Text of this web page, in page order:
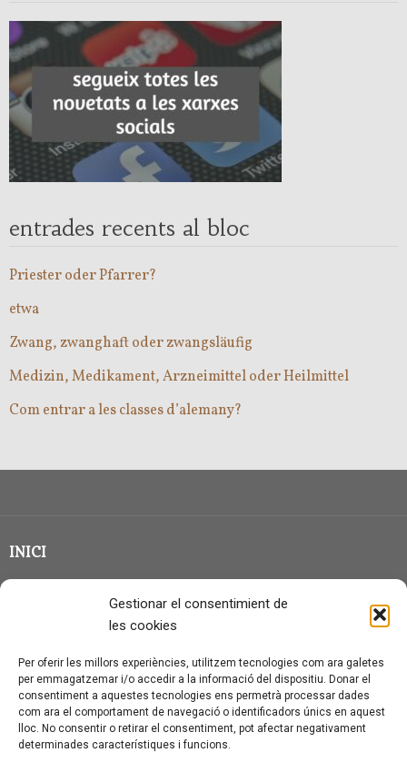
Gestionar el consentimient de
les cookies
Per oferir les millors experiències, utilitzem tecnologies com ara galetes
per emmagatzemar i/o accedir a la informació del dispositiu. Donar el
consentiment a aquestes tecnologies ens permetrà processar dades
com ara el comportament de navegació o identificadors únics en aquest
lloc. No consentir o retirar el consentiment, pot afectar negativament
determinades característiques i funcions.
entrades recents al bloc
Priester oder Pfarrer?
etwa
Zwang, zwanghaft oder zwangsläufig
Medizin, Medikament, Arzneimittel oder Heilmittel
Com entrar a les classes d’alemany?
INICI
QUI SOC?
CONTACTE
AVÍS LEGAL I PROTECCIÓ DE DADES
POLÍTICA DE COOKIES (UE)